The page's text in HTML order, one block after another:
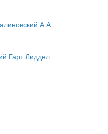
А.А.
Гарт Лиддел